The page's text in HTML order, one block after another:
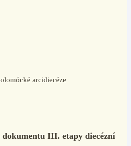
arcidiecéze
dokumentu III. etapy diecézní